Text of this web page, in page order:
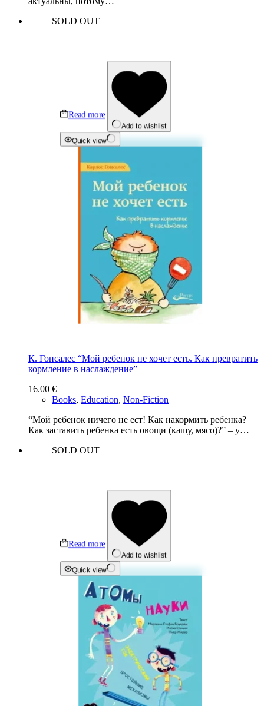
SOLD OUT
Read more
Add to wishlist
Quick view
К. Гонсалес “Мой ребенок не хочет есть. Как превратить
кормление в наслаждение”
16.00 €
Books, Education, Non-Fiction
“Мой ребенок ничего не ест! Как накормить ребенка?
Как заставить ребенка есть овощи (кашу, мясо)?” – у…
SOLD OUT
Read more
Add to wishlist
Quick view